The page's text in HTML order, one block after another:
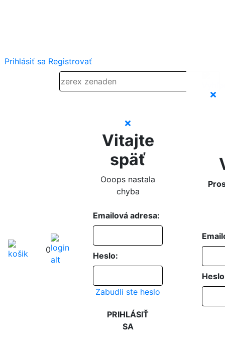
Prihlásiť sa Registrovať
0
Vitajte
späť
Ooops nastala
chyba
Emailová adresa:
Heslo:
Zabudli ste heslo
PRIHLÁSIŤ
SA